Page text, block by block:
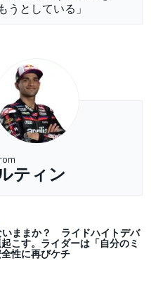
うとしている」
ティン
いままか？ ライドハイトデバ
こす。ライダーは「自分のミ
性に再びケチ